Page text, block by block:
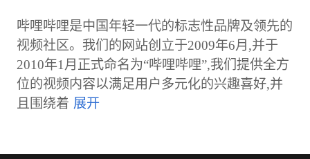
哔哩哔哩是中国年轻一代的标志性品牌及领先的
视频社区。我们的网站创立于2009年6月,并于
2010年1月正式命名为“哔哩哔哩”,我们提供全方
位的视频内容以满足用户多元化的兴趣喜好,并
且围绕着